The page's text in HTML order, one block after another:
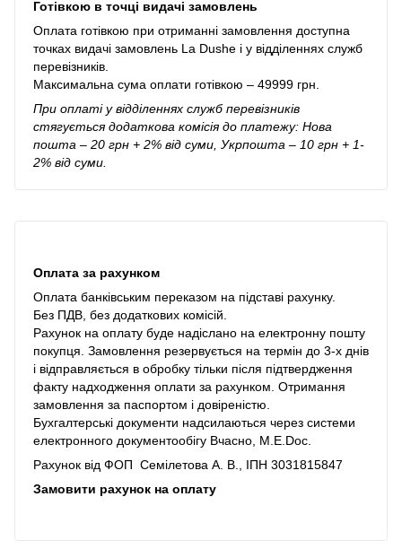
Готівкою в точці видачі замовлень
Оплата готівкою при отриманні замовлення доступна
точках видачі замовлень La Dushe і у відділеннях служб
перевізників.
Максимальна сума оплати готівкою – 49999 грн.
При оплаті у відділеннях служб перевізників
стягується додаткова комісія до платежу: Нова
пошта – 20 грн + 2% від суми, Укрпошта – 10 грн + 1-
2% від суми.
Оплата за рахунком
Оплата банківським переказом на підставі рахунку.
Без ПДВ, без додаткових комісій.
Рахунок на оплату буде надіслано на електронну пошту
покупця. Замовлення резервується на термін до 3-х днів
і відправляється в обробку тільки після підтвердження
факту надходження оплати за рахунком. Отримання
замовлення за паспортом і довіреністю.
Бухгалтерські документи надсилаються через системи
електронного документообігу Вчасно, M.E.Doc.
Рахунок від ФОП Семілетова А. В., ІПН 3031815847
Замовити рахунок на оплату